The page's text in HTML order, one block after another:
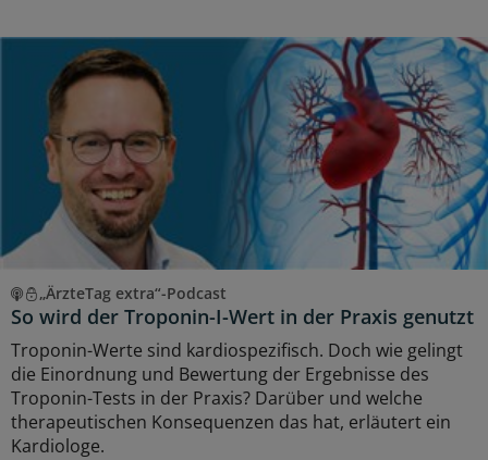
„ÄrzteTag extra“-Podcast
So wird der Troponin-I-Wert in der Praxis genutzt
Troponin-Werte sind kardiospezifisch. Doch wie gelingt
die Einordnung und Bewertung der Ergebnisse des
Troponin-Tests in der Praxis? Darüber und welche
therapeutischen Konsequenzen das hat, erläutert ein
Kardiologe.